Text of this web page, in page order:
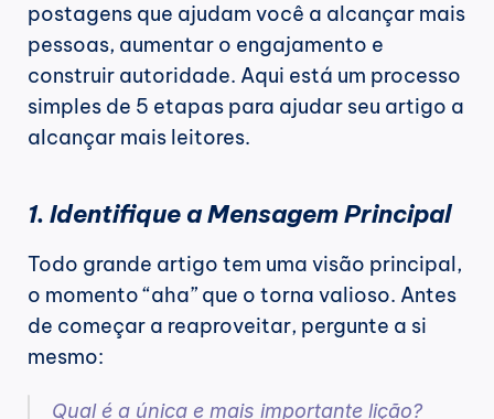
postagens que ajudam você a alcançar mais
pessoas, aumentar o engajamento e
construir autoridade. Aqui está um processo
simples de 5 etapas para ajudar seu artigo a
alcançar mais leitores.
1. Identifique a Mensagem Principal
Todo grande artigo tem uma visão principal,
o momento “aha” que o torna valioso. Antes
de começar a reaproveitar, pergunte a si
mesmo:
Qual é a única e mais importante lição?